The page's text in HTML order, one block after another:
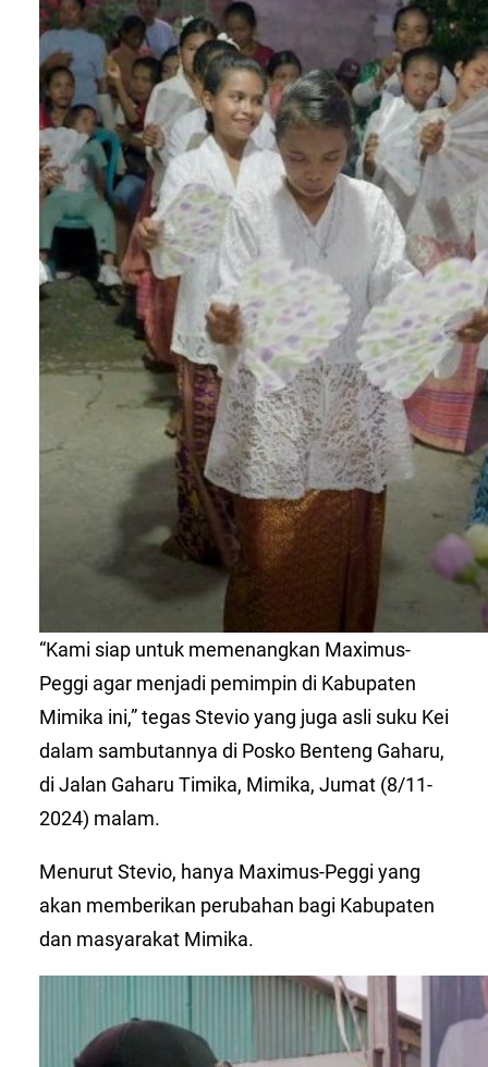
“Kami siap untuk memenangkan Maximus-
Peggi agar menjadi pemimpin di Kabupaten
Mimika ini,” tegas Stevio yang juga asli suku Kei
dalam sambutannya di Posko Benteng Gaharu,
di Jalan Gaharu Timika, Mimika, Jumat (8/11-
2024) malam.
Menurut Stevio, hanya Maximus-Peggi yang
akan memberikan perubahan bagi Kabupaten
dan masyarakat Mimika.